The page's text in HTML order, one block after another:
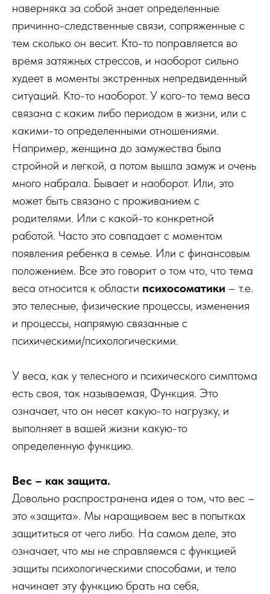
наверняка за собой знает определенные
причинно-следственные связи, сопряженные с
тем сколько он весит. Кто-то поправляется во
время затяжных стрессов, и наоборот сильно
худеет в моменты экстренных непредвиденный
ситуаций. Кто-то наоборот. У кого-то тема веса
связана с каким либо периодом в жизни, или с
какими-то определенными отношениями.
Например, женщина до замужества была
стройной и легкой, а потом вышла замуж и очень
много набрала. Бывает и наоборот. Или, это
может быть связано с проживанием с
родителями. Или с какой-то конкретной
работой. Часто это совпадает с моментом
появления ребенка в семье. Или с финансовым
положением. Все это говорит о том что, что тема
веса относится к области психосоматики – т.е.
это телесные, физические процессы, изменения
и процессы, напрямую связанные с
психическими/психологическими.
У веса, как у телесного и психического симптома
есть своя, так называемая, Функция. Это
означает, что он несет какую-то нагрузку, и
выполняет в вашей жизни какую-то
определенную функцию.
Вес – как защита.
Довольно распространена идея о том, что вес –
это «защита». Мы наращиваем вес в попытках
защититься от чего либо. На самом деле, это
означает, что мы не справляемся с функцией
защиты психологическими способами, и тело
начинает эту функцию брать на себя,